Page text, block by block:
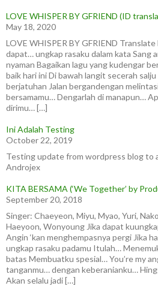
LOVE WHISPER BY GFRIEND (ID
May 18, 2020
LOVE WHISPER BY GFRIEND
dapat… ungkap rasaku dalam kata Sang
nyaman Bagaikan lagu yang kudengar
baik hari ini Di bawah langit secerah
berjatuhan Jalan bergandengan
bersamamu… Dengarlah di manapun…
dirimu… […]
Ini Adalah Testing
October 22, 2019
Testing update from wordpress blog to
Androjex
KITA BERSAMA (‘We Together’ by
September 20, 2018
Singer: Chaeyeon, Miyu, Myao, Yuri,
Haeyoon, Wonyoung Jika dapat
Angin ‘kan menghempasnya pergi Jika
ungkap rasaku padamu Itulah…
batas Membuatku spesial… You’re my
tanganmu… dengan keberanianku…
Akan selalu jadi […]